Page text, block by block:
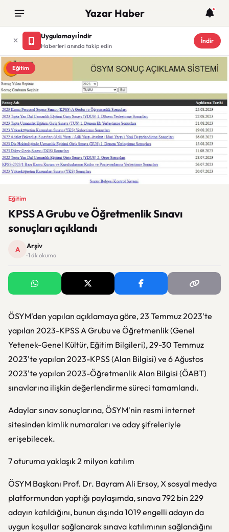
Yazar Haber
Uygulamayı İndir
Haberleri anında takip edin
İndir
Eğitim
Eğitim
KPSS A Grubu ve Öğretmenlik Sınavı
sonuçları açıklandı
A Arşiv
· 1 dk okuma
ÖSYM'den yapılan açıklamaya göre, 23 Temmuz 2023'te
yapılan 2023-KPSS A Grubu ve Öğretmenlik (Genel
Yetenek-Genel Kültür, Eğitim Bilgileri), 29-30 Temmuz
2023'te yapılan 2023-KPSS (Alan Bilgisi) ve 6 Ağustos
2023'te yapılan 2023-Öğretmenlik Alan Bilgisi (ÖABT)
sınavlarına ilişkin değerlendirme süreci tamamlandı.
Adaylar sınav sonuçlarına, ÖSYM'nin resmi internet
sitesinden kimlik numaraları ve aday şifreleriyle
erişebilecek.
7 oturuma yaklaşık 2 milyon katılım
ÖSYM Başkanı Prof. Dr. Bayram Ali Ersoy, X sosyal medya
platformundan yaptığı paylaşımda, sınava 792 bin 229
adayın katıldığını, bunun dışında 1019 engelli adayın da
uygun koşullar sağlanarak sınava katılımının sağlandığını